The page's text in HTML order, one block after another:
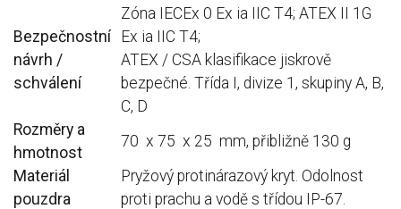
Bezpečnostní
návrh /
schválení
Zóna IECEx 0 Ex ia IIC T4; ATEX II 1G
Ex ia IIC T4;
ATEX / CSA klasifikace jiskrově
bezpečné. Třída I, divize 1, skupiny A, B,
C, D
Rozměry a
hmotnost
70 x 75 x 25 mm, přibližně 130 g
Materiál
pouzdra
Pryžový protinárazový kryt. Odolnost
proti prachu a vodě s třídou IP-67.